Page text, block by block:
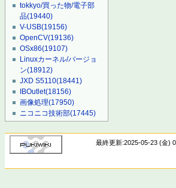
tokkyo/買った物/電子部
品(19440)
V-USB(19156)
OpenCV(19136)
OSx86(19107)
Linuxカーネル/バージョ
ン(18912)
JXD S5110(18441)
IBOutlet(18156)
画像処理(17950)
ニコニコ技術部(17445)
最終更新:2025-05-23 (金)